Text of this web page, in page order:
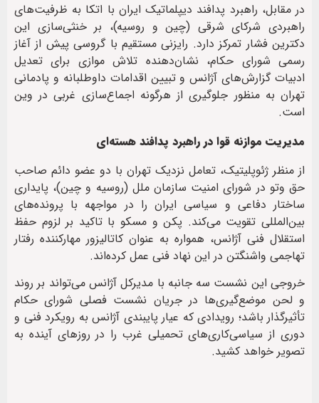
در مقابل، راهبرد پدافند دیپلماتیک ایران با اتکا به ظرفیت‌های
راهبردی شرکای شرقی (چین و روسیه)، بر خنثی‌سازی این
دکترین فشار تمرکز دارد. رایزنی مستقیم با گروسی پیش از آغاز
رسمی شورای حکام، نشان‌دهنده تلاش موازی برای تعدیل
ادبیات گزارش‌های آژانس و تبیین اقدامات داوطلبانه و پادمانی
تهران به منظور جلوگیری از هرگونه اجماع‌سازی غربی در وین
است.
مدیریت موازنه قوا در راهبرد پدافند هسته‌ای
از منظر ژئوپلیتیک، تعامل نزدیک تهران با دو عضو دائم صاحب
حق وتو در شورای امنیت سازمان ملل (روسیه و چین)، پایداری
ساختار دفاعی و سیاسی ایران را در مواجهه با پرونده‌های
بین‌المللی تقویت می‌کند. پکن و مسکو با تاکید بر لزوم حفظ
استقلال فنی آژانس، همواره به عنوان کاتالیزور مهارکننده رفتار
تهاجمی واشنگتن در این نهاد فنی عمل کرده‌اند.
خروجی این نشست سه جانبه با مدیرکل آژانس می‌تواند بر روند
و لحن موضع‌گیری‌ها در جریان نشست فصلی شورای حکام
تأثیرگذار باشد؛ رویدادی که عیار پایبندی آژانس به رویکرد فنی و
دوری از سیاسی‌کاری‌های تحمیلی غرب را در روزهای آینده به
تصویر خواهد کشید.